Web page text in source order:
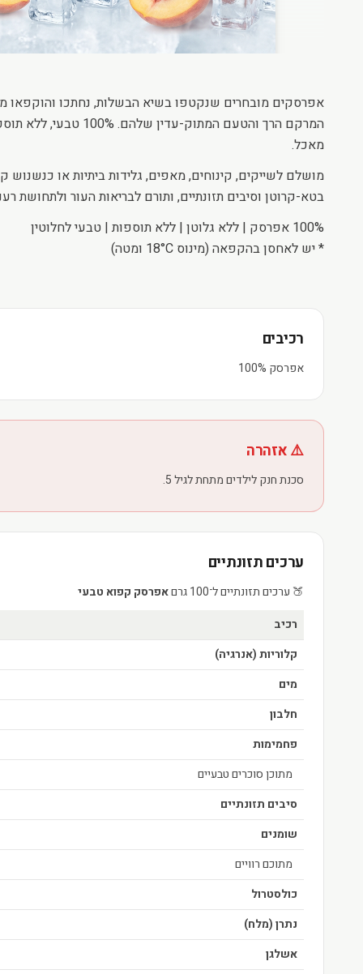
אפרסקים מובחרים שנקטפו בשיא הבשלות, נחתכו והוקפאו
המרקם הרך והטעם המתוק-
מאכל.
בטא-קרוטן וסיבים תזונתיים, ותורם לבריאות העור ולתחושת
100% אפרסק | ללא גלוטן | ללא תוספות | טבעי לחלוטין
* יש לאחסן בהקפאה (מינוס 18°C ​​ומטה)
רכיבים
אפרסק 100%
⚠️ אזהרה
סכנת חנק לילדים מתחת לגיל 5.
ערכים תזונתיים
🍑 ערכים תזונתיים ל־100 גרם
אפרסק קפוא טבעי
רכיב
קלוריות (אנרגיה)
מים
חלבון
פחמימות
מתוכן סוכרים טבעיים
סיבים תזונתיים
שומנים
מתוכם רוויים
כולסטרול
נתרן (מלח)
אשלגן
הטבע בשיא